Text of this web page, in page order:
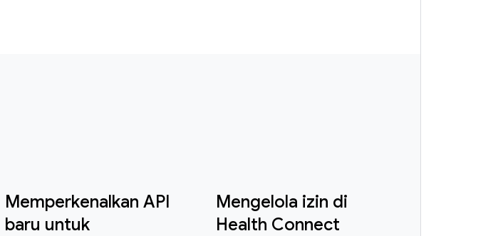
Memperkenalkan API
baru untuk
Mengelola izin di
Health Connect